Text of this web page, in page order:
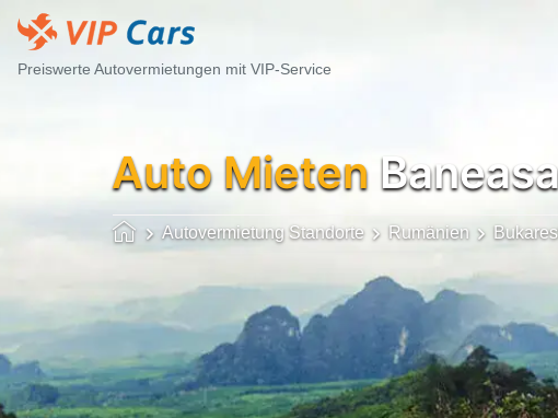
Preiswerte Autovermietungen mit VIP-Service
Auto Mieten
Autovermietung Standorte Rumänien